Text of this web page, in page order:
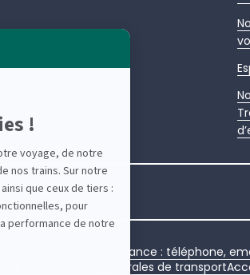
Contacter Trenitalia France : téléphone,
Conditions générales de transport